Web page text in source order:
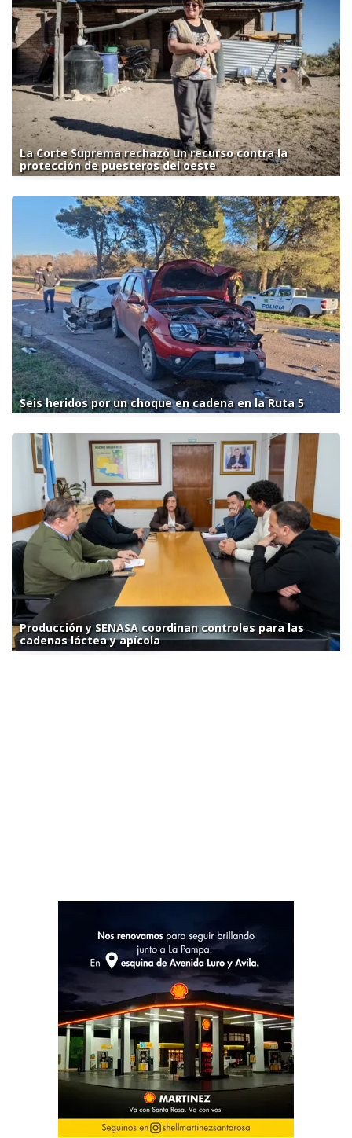
La Corte Suprema rechazó un recurso contra la
protección de puesteros del oeste
Seis heridos por un choque en cadena en la Ruta 5
Producción y SENASA coordinan controles para las
cadenas láctea y apícola